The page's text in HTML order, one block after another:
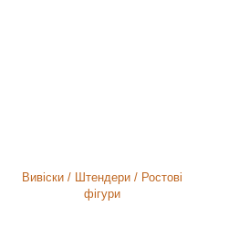
Вивіски / Штендери / Ростові
фігури